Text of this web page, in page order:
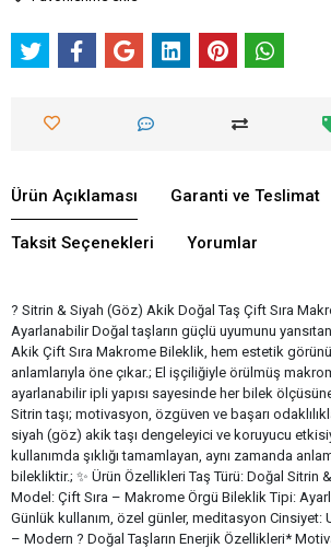
Ürün Açıklaması Garanti ve Teslimat
Taksit Seçenekleri Yorumlar
? Sitrin & Siyah (Göz) Akik Doğal Taş Çift Sıra
Ayarlanabilir Doğal taşların güçlü uyumunu
Akik Çift Sıra Makrome Bileklik, hem estetik
anlamlarıyla öne çıkar.; El işçiliğiyle örülmüş
ayarlanabilir ipli yapısı sayesinde her bilek
Sitrin taşı; motivasyon, özgüven ve başarı
siyah (göz) akik taşı dengeleyici ve koruyucu
kullanımda şıklığı tamamlayan, aynı zamanda
bilekliktir.; ✨ Ürün Özellikleri Taş Türü: Doğal Sitrin
Model: Çift Sıra – Makrome Örgü Bileklik Tipi:
Günlük kullanım, özel günler, meditasyon Cinsiyet:
– Modern ? Doğal Taşların Enerjik Özellikleri*